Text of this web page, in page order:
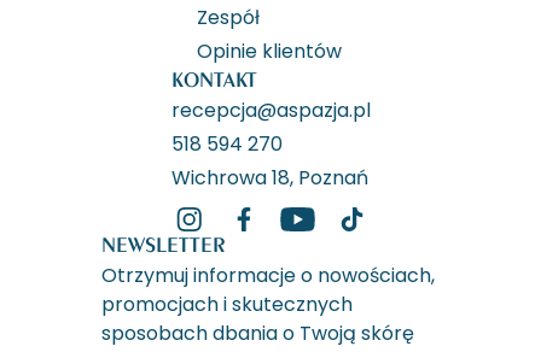
Zespół
Opinie klientów
KONTAKT
recepcja@aspazja.pl
518 594 270
Wichrowa 18, Poznań
NEWSLETTER
Otrzymuj informacje o nowościach,
promocjach i skutecznych
sposobach dbania o Twoją skórę